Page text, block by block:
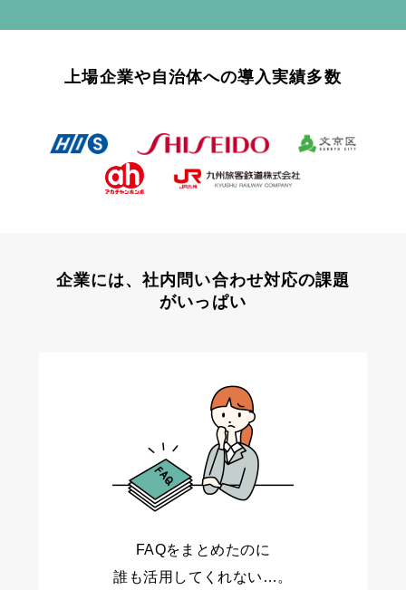
上場企業や自治体への導入実績多数
企業には、社内問い合わせ対応の課題
がいっぱい
FAQをまとめたのに
誰も活用してくれない…。